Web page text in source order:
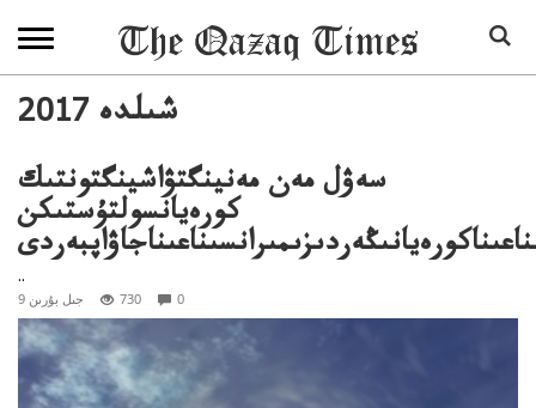
2017 شىلدە
سەۋل مەن مەنينگتۋاشينگتونتىك
كورەيانسولتۇستىكن
..
9 جىل بۇرىن 730 0